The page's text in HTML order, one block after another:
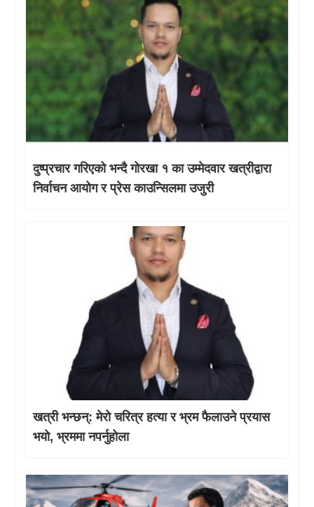
दुष्प्रचार गरिएको भन्दै गोरखा १ का उम्मेदवार खत्रीद्वारा
निर्वाचन आयोग र प्रेस काउन्सिलमा उजुरी
खत्री भन्छन्: मेरो चरित्र हत्या र भ्रम फैलाउने प्रयास
भयो, भ्रममा नपर्नुहोला